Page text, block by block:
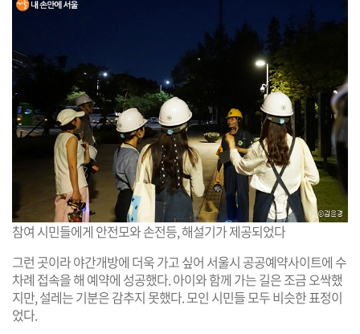
참여 시민들에게 안전모와 손전등, 해설기가 제공되었다
그런 곳이라 야간개방에 더욱 가고 싶어 서울시 공공예약사이트에 수
차례 접속을 해 예약에 성공했다. 아이와 함께 가는 길은 조금 오싹했
지만, 설레는 기분은 감추지 못했다. 모인 시민들 모두 비슷한 표정이
었다.